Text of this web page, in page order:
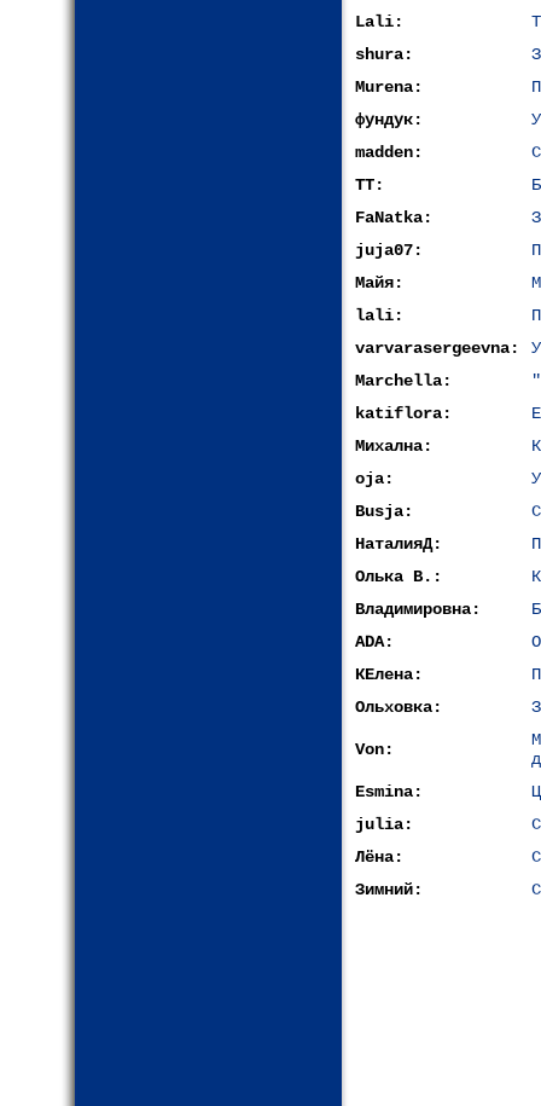
Lali:
shura:
Murena:
фундук:
madden:
ТТ:
FaNatka:
juja07:
Майя:
lali:
varvarasergeevna:
Marchella:
katiflora:
Михална:
oja:
Busja:
НаталияД:
Олька В.:
Владимировна:
ADA:
КЕлена:
Ольховка:
Von:
Esmina:
julia:
Лёна:
Зимний: